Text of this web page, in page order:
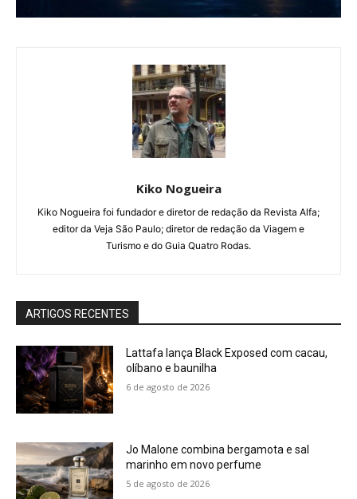
Kiko Nogueira
Kiko Nogueira foi fundador e diretor de redação da Revista Alfa;
editor da Veja São Paulo; diretor de redação da Viagem e
Turismo e do Guia Quatro Rodas.
ARTIGOS RECENTES
Lattafa lança Black Exposed com cacau,
olíbano e baunilha
6 de agosto de 2026
Jo Malone combina bergamota e sal
marinho em novo perfume
5 de agosto de 2026